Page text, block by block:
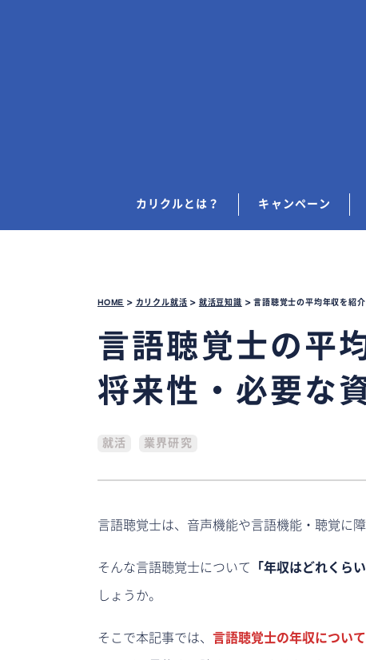
カリクルとは？ キャンペーン
HOME > カリクル就活 > 就活豆知識 >言語聴覚士の平均年収を紹
言語聴覚士の平
将来性・必要な
就活 業界研究
言語聴覚士は、音声機能や言語機能・聴覚に
そんな言語聴覚士について 「年収はどれくら
しょうか。
そこで本記事では、 言語聴覚士の年収につい